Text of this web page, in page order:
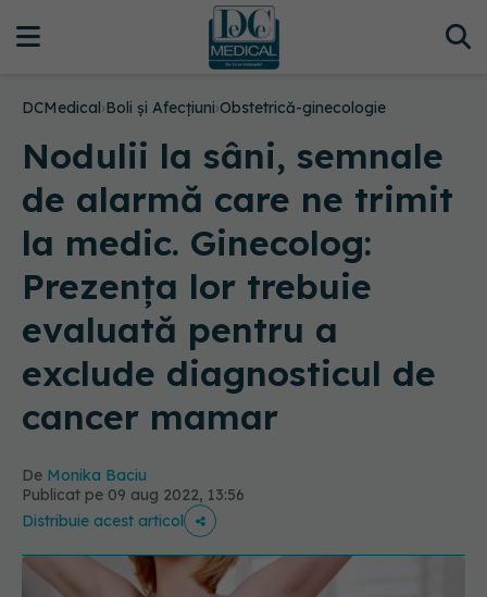
DCMedical›Boli și Afecțiuni›Obstetrică-ginecologie
Nodulii la sâni, semnale
de alarmă care ne trimit
la medic. Ginecolog:
Prezenţa lor trebuie
evaluată pentru a
exclude diagnosticul de
cancer mamar
De Monika Baciu
Publicat pe 09 aug 2022, 13:56
Distribuie acest articol